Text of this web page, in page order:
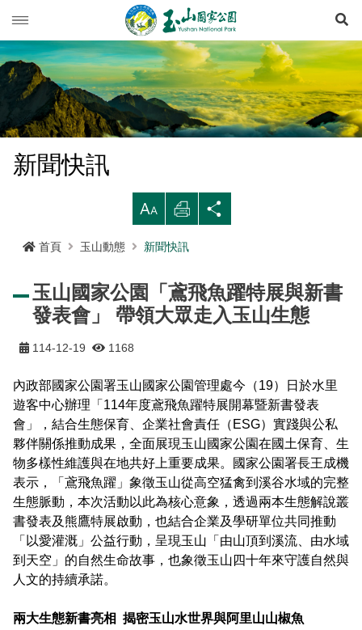
玉山動態
新聞快訊
活動列車
活動報名
登山步道開放狀況
園區氣象
RSS訂閱
旅遊導引
旅遊須知
遊憩型態
緊急連絡電話
西北園區
東部園區
水里遊客中心
塔塔加遊客中心
梅山遊客中心
南安遊客中心
排雲登山服務中心
線上預約
線上預約申請
登高登頂紀念證書申辦
登山資訊
登山資訊總覽
步道分級與步道系統
登山安全
高山急難救護
可通訊參考點
防疫期間登山守則
八通關越嶺步道系統
南橫三山及關山步道系統
南二段步道系統
馬博拉斯橫斷步道系統
入園線上申請
山域事故統計
生態保育
地形
地質
植物
動物
歷史人文
布農族
八通關古道
玉山腳下的子民
黑熊專區
臺灣黑熊科普
黑熊通報
黑熊特展
黑熊影片
黑熊骨骼標本特展
科研基地
科研成果
路死動物調查成果
路死動物調查
iNaturalist
生態保育資訊
委辦成果報告
生態放映室
採集證申請
生物多樣性平台
野生動物通報
環教理念
課程介紹
環教預約
多媒體專區
線上玉山
影音出版品
旅遊摺頁
電子書
行政服務
玉山國家公園
我們的願景
管理處電話
組織職掌
處長簡介
法律規範
施政計畫
支付或接受補助
預決算及會計報告
通盤檢討
意見信箱
首長信箱
入園信箱
常見問答
雙語詞彙
檔案應用專區
線上檔案展
民眾申辦服務
語言 Language
English
日本語
한국어
Bahasa Melayu
Tiếng Việt
網站導覽 雙語詞彙
首長信箱 常見問答
RSS訂閱 兒童網
Facebook
新聞快訊
大 列
印
首頁 玉山動態 新聞快訊
玉山國家公園「鳶飛魚躍特展與新書
發表會」 帶領大眾走入玉山生態
114-12-19 1168
內政部國家公園署玉山國家公園管理處今（19）日於水里
遊客中心辦理「 114年度鳶飛魚躍特展開幕暨新書發表
會」，結合生態保育、企業社會責任（ ESG）實踐與公私
夥伴關係推動成果，全面展現玉山國家公園在國土保育、生
物多樣性維護與在地共好上重要成果。
國家公園署長王成機
表示，「鳶飛魚躍」象徵玉山從高空猛禽到溪谷水域的完整
生態脈動，本次活動以此為核心意象，透過兩本生態解說叢
書發表及熊鷹特展啟動，也結合企業及學研單位共同推動
「以愛灌溉」公益行動，呈現玉山「由山頂到溪流、由水域
到天空」的自然生命故事，也象徵玉山四十年來守護自然與
人文的持續承諾。
兩大生態新書亮相 揭密玉山水世界與阿里山山椒魚